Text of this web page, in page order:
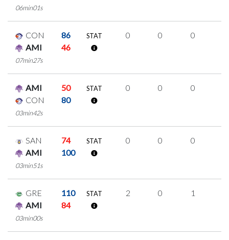
06min01s
CON
86
AMI
46
07min27s
STAT 0 0 0
AMI
50
CON
80
03min42s
STAT 0 0 0
SAN
74
AMI
100
03min51s
STAT 0 0 0
GRE
110
AMI
84
03min00s
STAT 2 0 1